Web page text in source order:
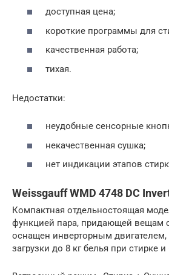
доступная цена;
короткие программы для
качественная работа;
тихая.
Недостатки:
неудобные сенсорные
некачественная сушка;
нет индикации этапов
Weissgauff WMD 4748 DC
Компактная отдельностоящая
функцией пара, придающей вещам
оснащен инверторным
загрузки до 8 кг белья при стирке